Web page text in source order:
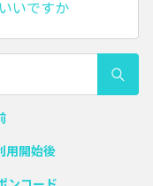
いですか
用開始後